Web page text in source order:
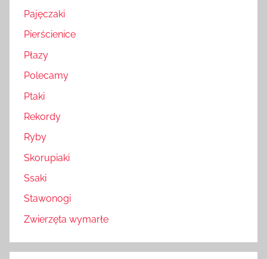
Pajęczaki
Pierścienice
Płazy
Polecamy
Ptaki
Rekordy
Ryby
Skorupiaki
Ssaki
Stawonogi
Zwierzęta wymarłe